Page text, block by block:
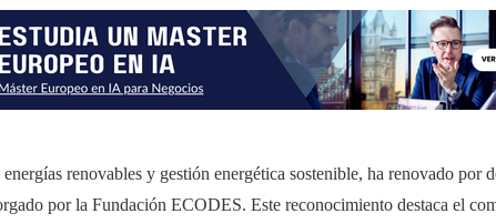
renovables y gestión energética sostenible, ha renovado por
por la Fundación ECODES. Este reconocimiento destaca el